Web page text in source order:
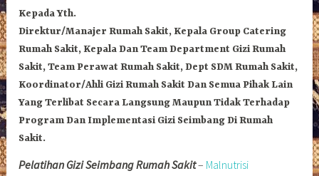
Kepada Yth.
Direktur/Manajer Rumah Sakit, Kepala Group Catering
Rumah Sakit, Kepala Dan Team Department Gizi Rumah
Sakit, Team Perawat Rumah Sakit, Dept SDM Rumah Sakit,
Koordinator/Ahli Gizi Rumah Sakit Dan Semua Pihak Lain
Yang Terlibat Secara Langsung Maupun Tidak Terhadap
Program Dan Implementasi Gizi Seimbang Di Rumah
Sakit.
Pelatihan Gizi Seimbang Rumah Sakit– Malnutrisi